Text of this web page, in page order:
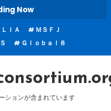
Now
ＩＡ
ＭＳＦＪ
Ｇｌｏｂａｌ８
ションが含まれています